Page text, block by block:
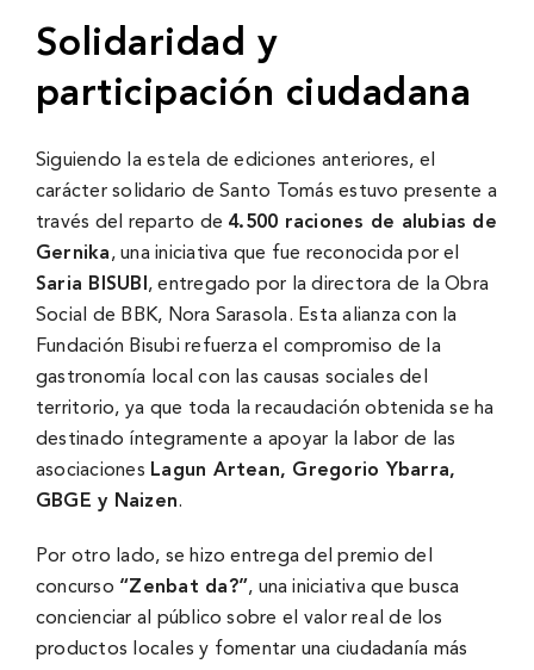
Solidaridad y
participación ciudadana
Siguiendo la estela de ediciones anteriores, el
carácter solidario de Santo Tomás estuvo presente a
través del reparto de 4.500 raciones de alubias de
Gernika, una iniciativa que fue reconocida por el
Saria BISUBI , entregado por la directora de la Obra
Social de BBK, Nora Sarasola. Esta alianza con la
Fundación Bisubi refuerza el compromiso de la
gastronomía local con las causas sociales del
territorio, ya que toda la recaudación obtenida se ha
destinado íntegramente a apoyar la labor de las
asociaciones Lagun Artean, Gregorio Ybarra,
GBGE y Naizen.
Por otro lado, se hizo entrega del premio del
concurso “Zenbat da?”, una iniciativa que busca
concienciar al público sobre el valor real de los
productos locales y fomentar una ciudadanía más